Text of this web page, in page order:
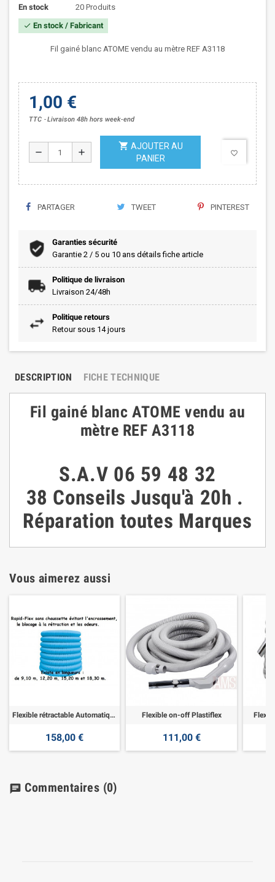
En stock
20 Produits
check En stock / Fabricant
Fil gainé blanc ATOME vendu au mètre REF A3118
1,00 €
TTC Livraison 48h hors week-end
remove add
shopping_cart AJOUTER AU
PANIER
favorite_border
PARTAGER TWEET PINTEREST
Garanties sécurité
Garantie 2 / 5 ou 10 ans détails fiche article
Politique de livraison
Livraison 24/48h
Politique retours
Retour sous 14 jours
DESCRIPTION FICHE TECHNIQUE
Fil gainé blanc ATOME vendu au
mètre REF A3118
S.A.V 06 59 48 32
38 ConseilsJusqu'à 20h .
Réparation toutes Marques
Vous aimerez aussi
Flexible rétractable Automatique
158,00 €
Flexible on-off Plastiflex
111,00 €
chat Commentaires (0)